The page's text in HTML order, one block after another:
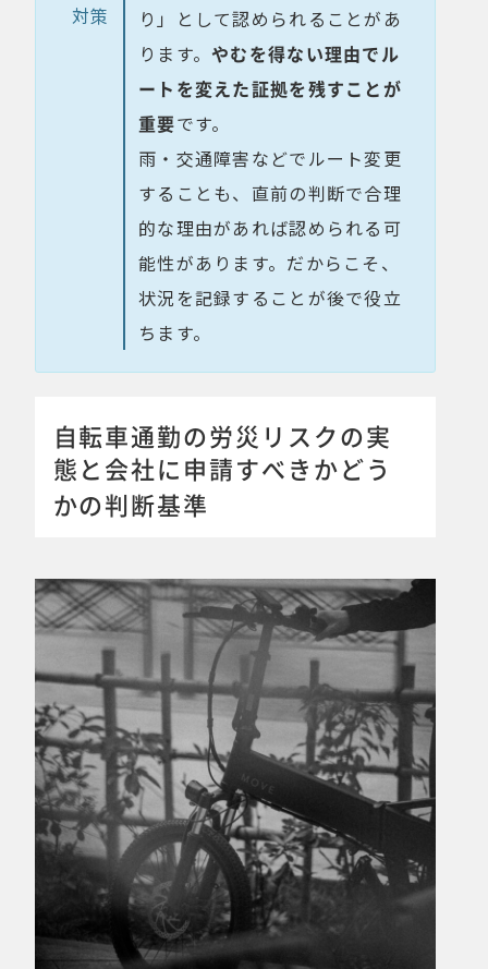
対策
り」として認められることがあ
ります。 やむを得ない理由でル
ートを変えた証拠を残すことが
重要です。
雨・交通障害などでルート変更
することも、直前の判断で合理
的な理由があれば認められる可
能性があります。だからこそ、
状況を記録することが後で役立
ちます。
自転車通勤の労災リスクの実
態と会社に申請すべきかどう
かの判断基準